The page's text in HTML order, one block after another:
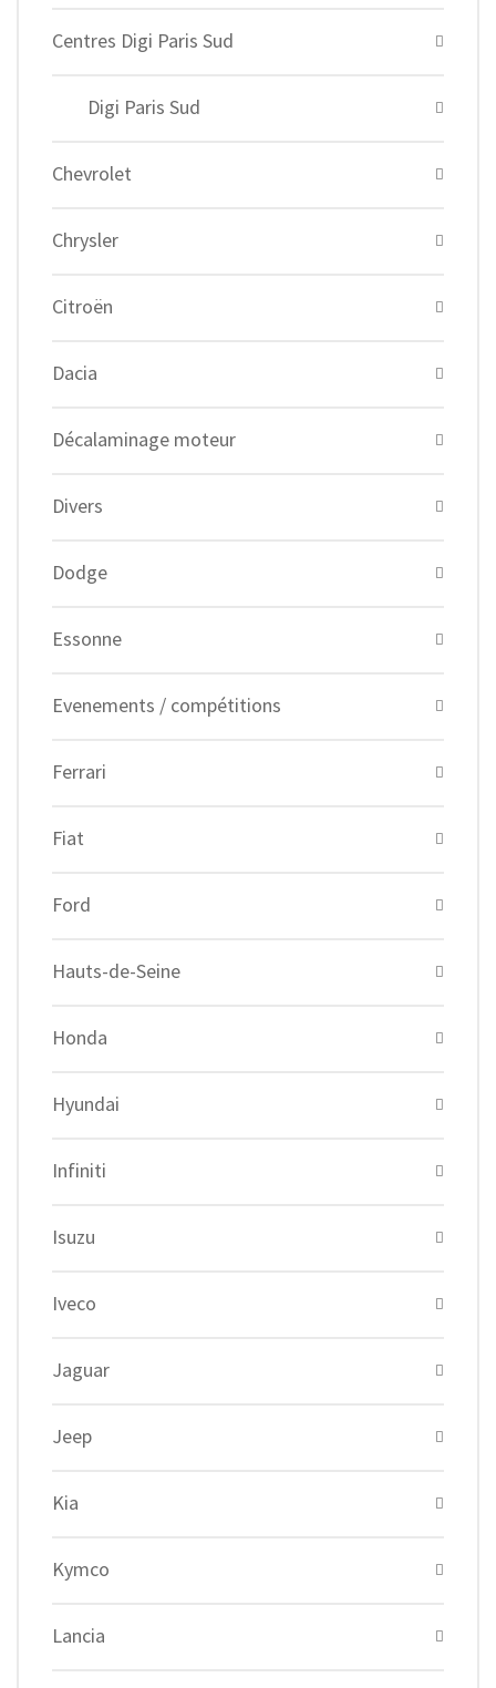
Centres Digi Paris Sud
Digi Paris Sud
Chevrolet
Chrysler
Citroën
Dacia
Décalaminage moteur
Divers
Dodge
Essonne
Evenements / compétitions
Ferrari
Fiat
Ford
Hauts-de-Seine
Honda
Hyundai
Infiniti
Isuzu
Iveco
Jaguar
Jeep
Kia
Kymco
Lancia